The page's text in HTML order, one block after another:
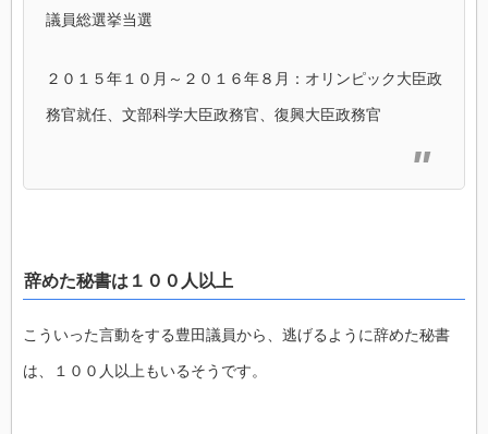
議員総選挙当選
２０１５年１０月～２０１６年８月：オリンピック大臣政
務官就任、文部科学大臣政務官、復興大臣政務官
辞めた秘書は１００人以上
こういった言動をする豊田議員から、逃げるように辞めた秘書
は、１００人以上もいるそうです。